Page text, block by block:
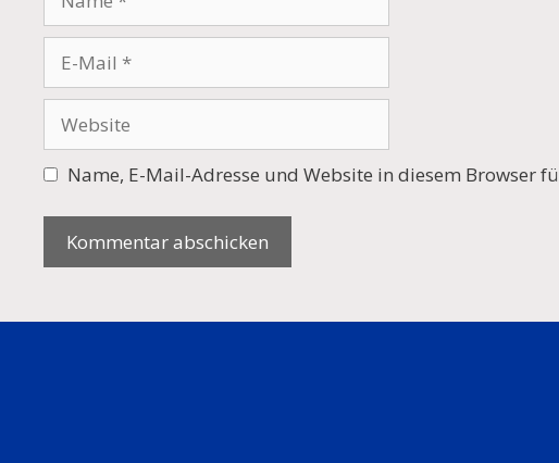
Mail
Name, E-Mail-Adresse und Website in diesem Browser